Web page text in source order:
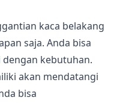
kaca belakang
saja. Anda bisa
kebutuhan.
akan mendatangi
bisa